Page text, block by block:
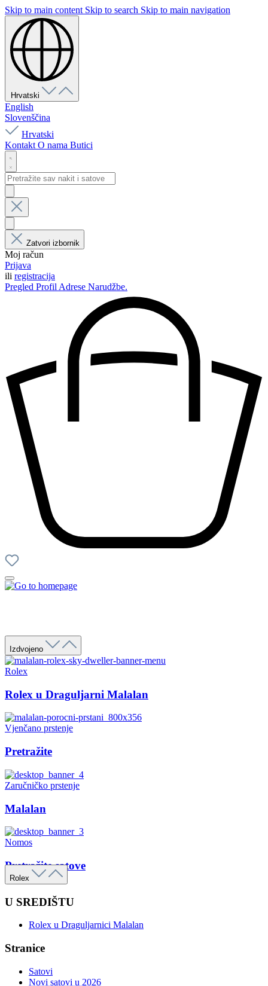
Skip to main content Skip to search Skip to main navigation
Hrvatski
English
Slovenščina
Hrvatski
Kontakt O nama Butici
Zatvori izbornik
Moj račun
Prijava
ili registracija
Pregled Profil Adrese Narudžbe.
Izdvojeno
Rolex
Rolex u Draguljarni Malalan
Vjenčano prstenje
Pretražite
Zaručničko prstenje
Malalan
Nomos
Pretražite satove
Rolex
U SREDIŠTU
Rolex u Draguljarnici Malalan
Stranice
Satovi
Novi satovi u 2026